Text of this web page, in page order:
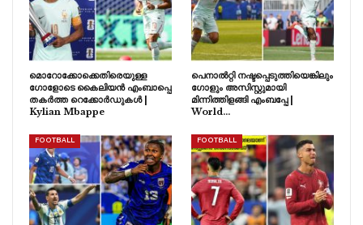
മൊറോക്കോക്കെതിരെയുള്ള
ഗോളോടെ കൈലിയൻ എംബാപ്പെ
തകർത്ത റെക്കോർഡുകൾ |
Kylian Mbappe
പെനാൽറ്റി നഷ്ടപ്പെടുത്തിയെങ്കിലും
ഗോളും അസിസ്റ്റുമായി
മിന്നിത്തിളങ്ങി എംബപ്പേ |
World…
FOOTBALL FOOTBALL